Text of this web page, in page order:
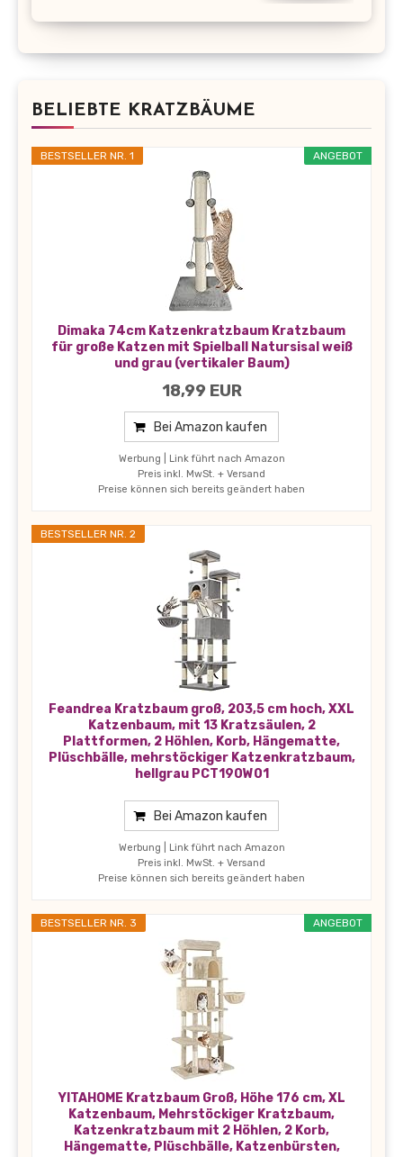
BELIEBTE KRATZBÄUME
ANGEBOT
BESTSELLER NR. 1
Dimaka 74cm Katzenkratzbaum Kratzbaum
für große Katzen mit Spielball Natursisal weiß
und grau (vertikaler Baum)
18,99 EUR
Bei Amazon kaufen
Werbung | Link führt nach Amazon
Preis inkl. MwSt. + Versand
Preise können sich bereits geändert haben
BESTSELLER NR. 2
Feandrea Kratzbaum groß, 203,5 cm hoch, XXL
Katzenbaum, mit 13 Kratzsäulen, 2
Plattformen, 2 Höhlen, Korb, Hängematte,
Plüschbälle, mehrstöckiger Katzenkratzbaum,
hellgrau PCT190W01
Bei Amazon kaufen
Werbung | Link führt nach Amazon
Preis inkl. MwSt. + Versand
Preise können sich bereits geändert haben
ANGEBOT
BESTSELLER NR. 3
YITAHOME Kratzbaum Groß, Höhe 176 cm, XL
Katzenbaum, Mehrstöckiger Kratzbaum,
Katzenkratzbaum mit 2 Höhlen, 2 Korb,
Hängematte, Plüschbälle, Katzenbürsten,